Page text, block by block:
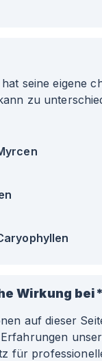
seine eigene
zu
Wirkung bei*
auf dieser
für